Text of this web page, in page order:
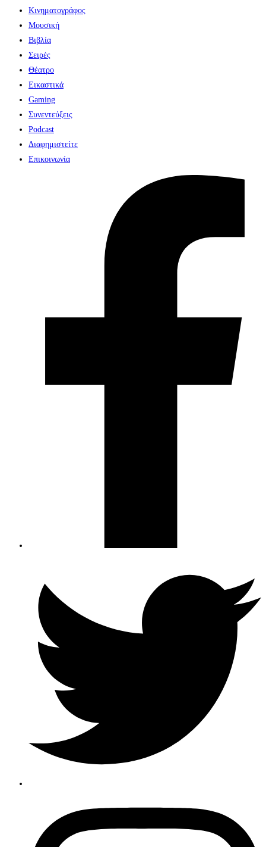
Κινηματογράφος
Μουσική
Βιβλία
Σειρές
Θέατρο
Εικαστικά
Gaming
Συνεντεύξεις
Podcast
Διαφημιστείτε
Επικοινωνία